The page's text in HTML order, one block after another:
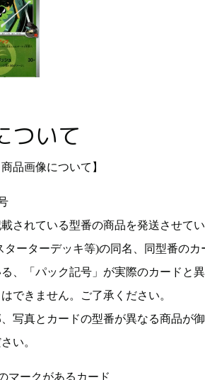
ついて
商品画像について】
されている型番の商品を発送させてい
ターターデッキ等)の同名、同型番の
、「パック記号」が実際のカードと
できません。ご了承ください。
、写真とカードの型番が異なる商品が
い。
マークがあるカード